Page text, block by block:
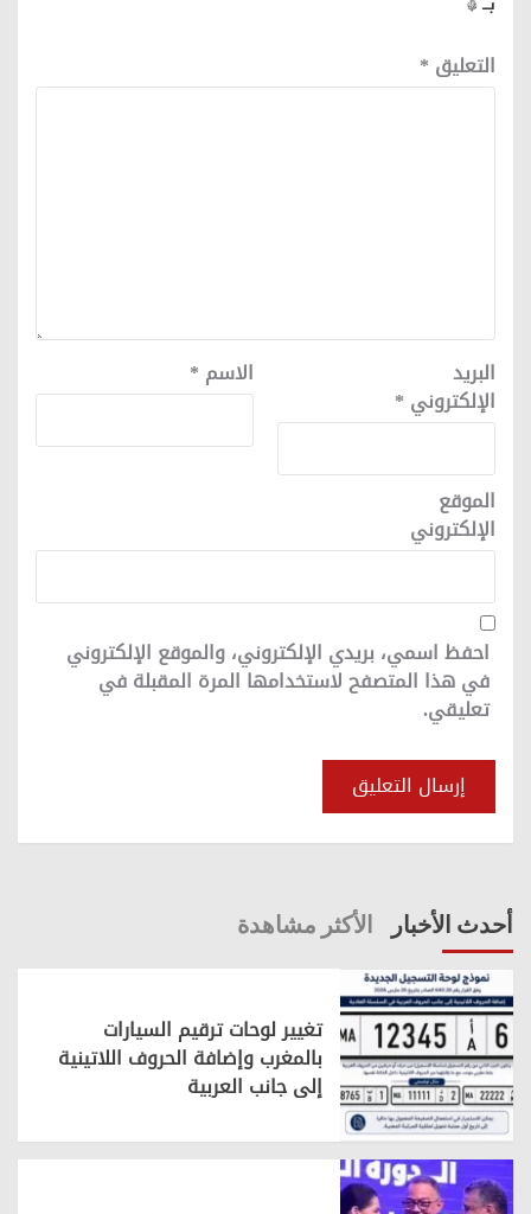
التعليق *
الاسم * البريد
الإلكتروني *
الموقع
الإلكتروني
احفظ اسمي، بريدي الإلكتروني، والموقع الإلكتروني
في هذا المتصفح لاستخدامها المرة المقبلة في
تعليقي.
أحدث الأخبار الأكثر مشاهدة
تغيير لوحات ترقيم السيارات
بالمغرب وإضافة الحروف اللاتينية
إلى جانب العربية